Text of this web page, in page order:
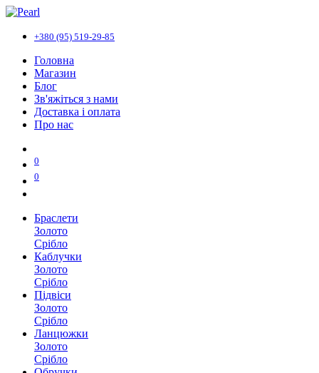
+380 (95) 519-29-85
Головна
Магазин
Блог
Зв'яжіться з нами
Доставка і оплата
Про нас
0
0
Браслети
Золото
Срібло
Каблучки
Золото
Срібло
Підвіси
Золото
Срібло
Ланцюжки
Золото
Срібло